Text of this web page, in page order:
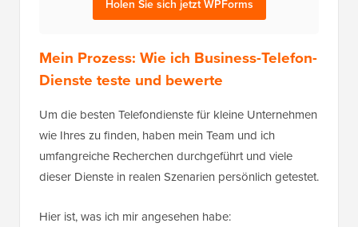
Holen Sie sich jetzt WPForms
Mein Prozess: Wie ich Business-Telefon-
Dienste teste und bewerte
Um die besten Telefondienste für kleine Unternehmen
wie Ihres zu finden, haben mein Team und ich
umfangreiche Recherchen durchgeführt und viele
dieser Dienste in realen Szenarien persönlich getestet.
Hier ist, was ich mir angesehen habe: